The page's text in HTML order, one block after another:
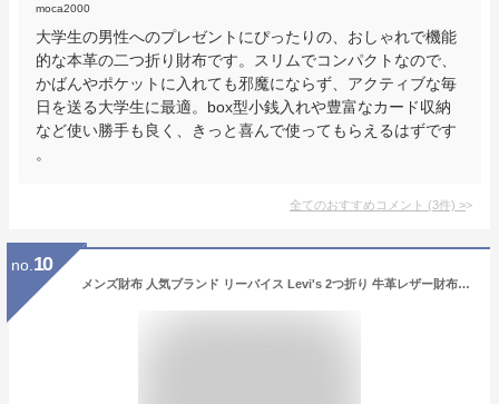
moca2000
大学生の男性へのプレゼントにぴったりの、おしゃれで機能
的な本革の二つ折り財布です。スリムでコンパクトなので、
かばんやポケットに入れても邪魔にならず、アクティブな毎
日を送る大学生に最適。box型小銭入れや豊富なカード収納
など使い勝手も良く、きっと喜んで使ってもらえるはずです
。
全てのおすすめコメント (3件) >
no. 10
メンズ財布 人気ブランド リーバイス Levi's 2つ折り 牛革レザー財布 スキミング防止機能 アメリカ USA直輸入モデル メンズ ギフト 31LV130028 送料無料